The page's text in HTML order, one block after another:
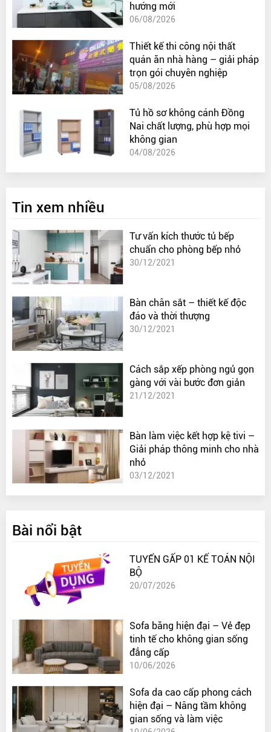
hướng mới
06/08/2026
Thiết kế thi công nội thất
quán ăn nhà hàng – giải pháp
trọn gói chuyên nghiệp
05/08/2026
Tủ hồ sơ không cánh Đồng
Nai chất lượng, phù hợp mọi
không gian
04/08/2026
Tin xem nhiều
Tư vấn kích thước tủ bếp
chuẩn cho phòng bếp nhỏ
30/12/2021
Bàn chân sắt – thiết kế độc
đáo và thời thượng
30/12/2021
Cách sắp xếp phòng ngủ gọn
gàng với vài bước đơn giản
21/12/2021
Bàn làm việc kết hợp kệ tivi –
Giải pháp thông minh cho nhà
nhỏ
03/12/2021
Bài nổi bật
TUYỂN GẤP 01 KẾ TOÁN NỘI
BỘ
20/07/2026
Sofa băng hiện đại – Vẻ đẹp
tinh tế cho không gian sống
đẳng cấp
10/06/2026
Sofa da cao cấp phong cách
hiện đại – Nâng tầm không
gian sống và làm việc